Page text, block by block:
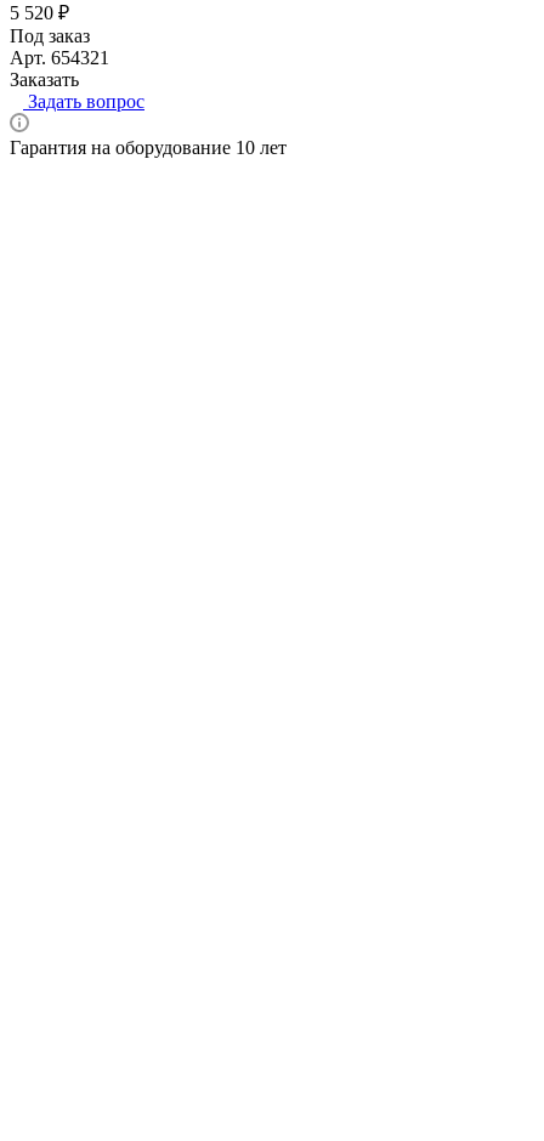
5 520 ₽
Под заказ
Арт. 654321
Заказать
Задать вопрос
Гарантия на оборудование 10 лет